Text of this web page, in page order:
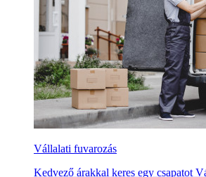
Vállalati fuvarozás
Kedvező árakkal keres egy csapatot